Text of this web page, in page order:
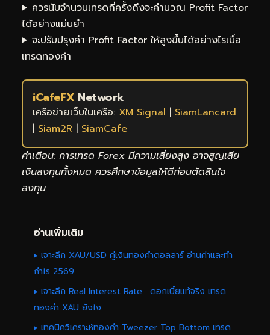
ควรนับจำนวนเทรดกี่ครั้งถึงจะคำนวณ Profit Factor
ได้อย่างแม่นยำ
จะปรับปรุงค่า Profit Factor ให้สูงขึ้นได้อย่างไรเมื่อ
เทรดทองคำ
iCafeFX Network
เครือข่ายเว็บในเครือ: XM Signal | SiamLancard
| Siam2R | SiamCafe
คำเตือน: การเทรด Forex มีความเสี่ยงสูง อาจสูญเสีย
เงินลงทุนทั้งหมด ควรศึกษาข้อมูลให้ดีก่อนตัดสินใจ
ลงทุน
อ่านเพิ่มเติม
▸ เจาะลึก XAU/USD คู่เงินทองคำดอลลาร์ อ่านค่าและทำ
กำไร 2569
▸ เจาะลึก Real Interest Rate : ดอกเบี้ยแท้จริง เทรด
ทองคำ XAU ยังไง
▸ เทคนิควิเคราะห์ทองคำ Tweezer Top Bottom เทรด